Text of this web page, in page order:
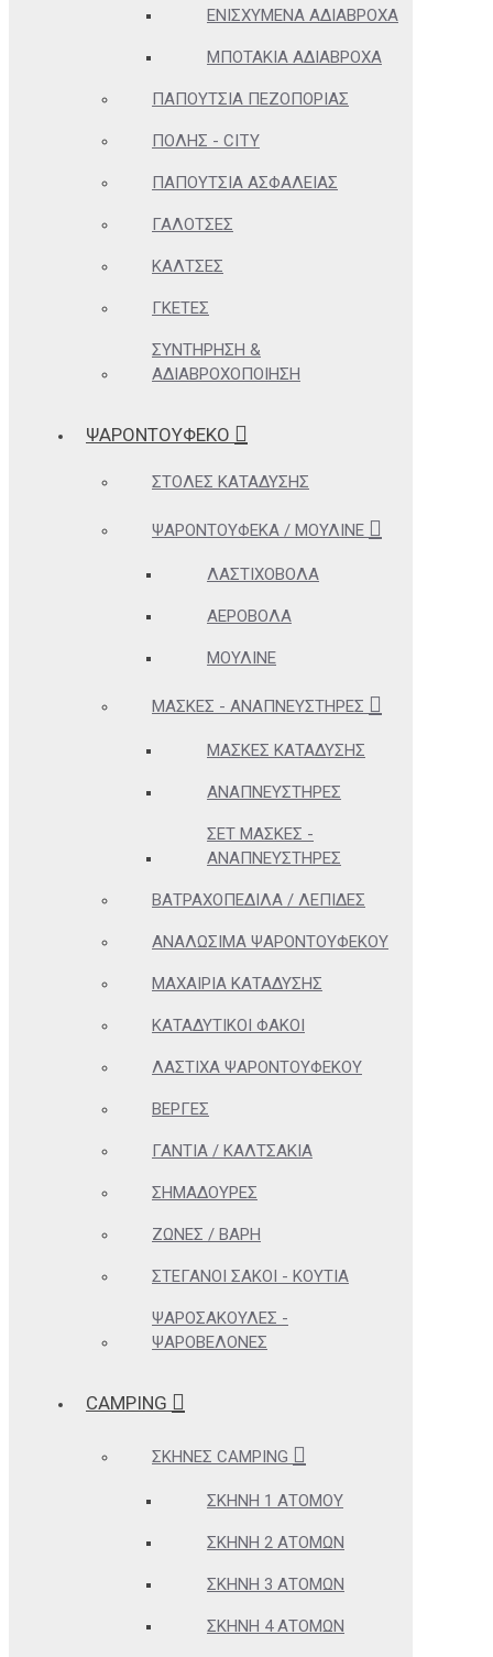
ΕΝΙΣΧΥΜΈΝΑ ΑΔΙΆΒΡΟΧΑ
ΜΠΟΤΆΚΙΑ ΑΔΙΆΒΡΟΧΑ
ΠΑΠΟΎΤΣΙΑ ΠΕΖΟΠΟΡΊΑΣ
ΠΌΛΗΣ - CITY
ΠΑΠΟΎΤΣΙΑ ΑΣΦΑΛΕΊΑΣ
ΓΑΛΌΤΣΕΣ
ΚΆΛΤΣΕΣ
ΓΚΈΤΕΣ
ΣΥΝΤΉΡΗΣΗ &
ΑΔΙΑΒΡΟΧΟΠΟΊΗΣΗ
ΨΑΡΟΝΤΟΥΦΕΚΟ
ΣΤΟΛΈΣ ΚΑΤΆΔΥΣΗΣ
ΨΑΡΟΝΤΟΎΦΕΚΑ / ΜΟΥΛΙΝΈ
ΛΑΣΤΙΧΟΒΌΛΑ
ΑΕΡΟΒΌΛΑ
ΜΟΥΛΙΝΈ
ΜΆΣΚΕΣ - ΑΝΑΠΝΕΥΣΤΉΡΕΣ
ΜΆΣΚΕΣ ΚΑΤΆΔΥΣΗΣ
ΑΝΑΠΝΕΥΣΤΉΡΕΣ
ΣΕΤ ΜΆΣΚΕΣ -
ΑΝΑΠΝΕΥΣΤΉΡΕΣ
ΒΑΤΡΑΧΟΠΈΔΙΛΑ / ΛΕΠΊΔΕΣ
ΑΝΑΛΏΣΙΜΑ ΨΑΡΟΝΤΟΎΦΕΚΟΥ
ΜΑΧΑΊΡΙΑ ΚΑΤΆΔΥΣΗΣ
ΚΑΤΑΔΥΤΙΚΟΊ ΦΑΚΟΊ
ΛΆΣΤΙΧΑ ΨΑΡΟΝΤΟΎΦΕΚΟΥ
ΒΈΡΓΕΣ
ΓΆΝΤΙΑ / ΚΑΛΤΣΆΚΙΑ
ΣΗΜΑΔΟΎΡΕΣ
ΖΏΝΕΣ / ΒΆΡΗ
ΣΤΕΓΑΝΟΊ ΣΆΚΟΙ - ΚΟΥΤΙΆ
ΨΑΡΟΣΑΚΟΎΛΕΣ -
ΨΑΡΟΒΕΛΌΝΕΣ
CAMPING
ΣΚΗΝΈΣ CAMPING
ΣΚΗΝΉ 1 ΑΤΌΜΟΥ
ΣΚΗΝΉ 2 ΑΤΌΜΩΝ
ΣΚΗΝΉ 3 ΑΤΌΜΩΝ
ΣΚΗΝΉ 4 ΑΤΌΜΩΝ